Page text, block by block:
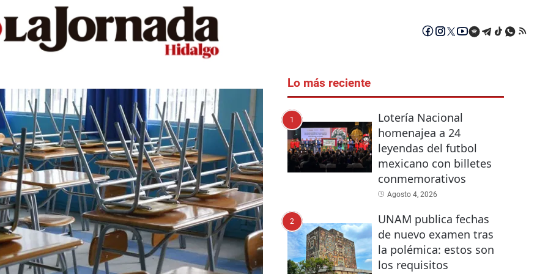
Lo más reciente
1
Lotería Nacional
homenajea a 24
leyendas del futbol
mexicano con billetes
conmemorativos
Agosto 4, 2026
2
UNAM publica fechas
de nuevo examen tras
la polémica: estos son
los requisitos